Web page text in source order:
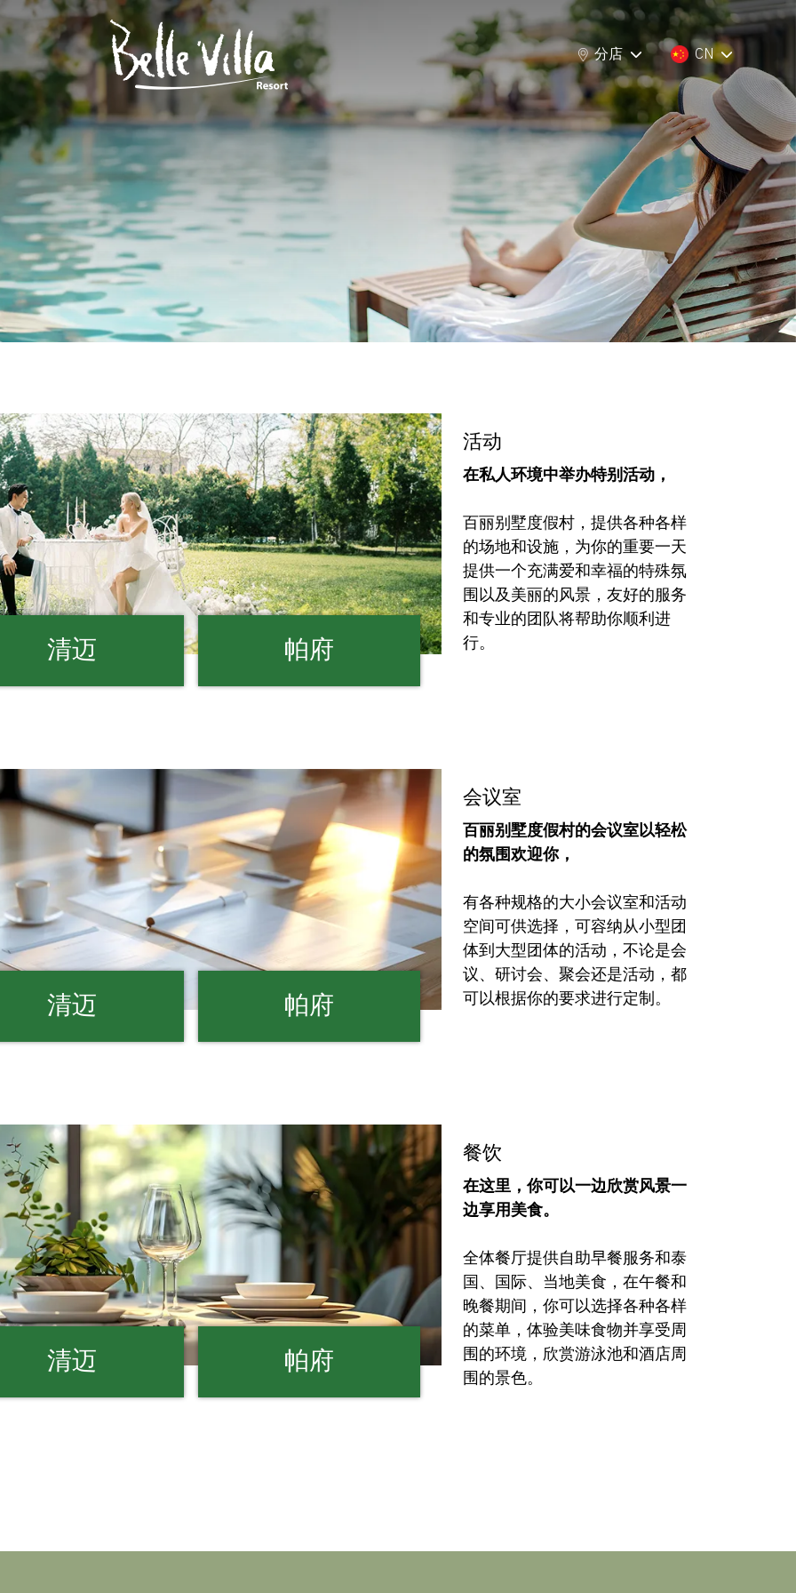
分店 CN
分店 CN
清迈 帕府
活动
在私人环境中举办特别活动，
百丽别墅度假村，提供各种各样
的场地和设施，为你的重要一天
提供一个充满爱和幸福的特殊氛
围以及美丽的风景，友好的服务
和专业的团队将帮助你顺利进
行。
清迈 帕府
会议室
百丽别墅度假村的会议室以轻松
的氛围欢迎你，
有各种规格的大小会议室和活动
空间可供选择，可容纳从小型团
体到大型团体的活动，不论是会
议、研讨会、聚会还是活动，都
可以根据你的要求进行定制。
清迈 帕府
餐饮
在这里，你可以一边欣赏风景一
边享用美食。
全体餐厅提供自助早餐服务和泰
国、国际、当地美食，在午餐和
晚餐期间，你可以选择各种各样
的菜单，体验美味食物并享受周
围的环境，欣赏游泳池和酒店周
围的景色。